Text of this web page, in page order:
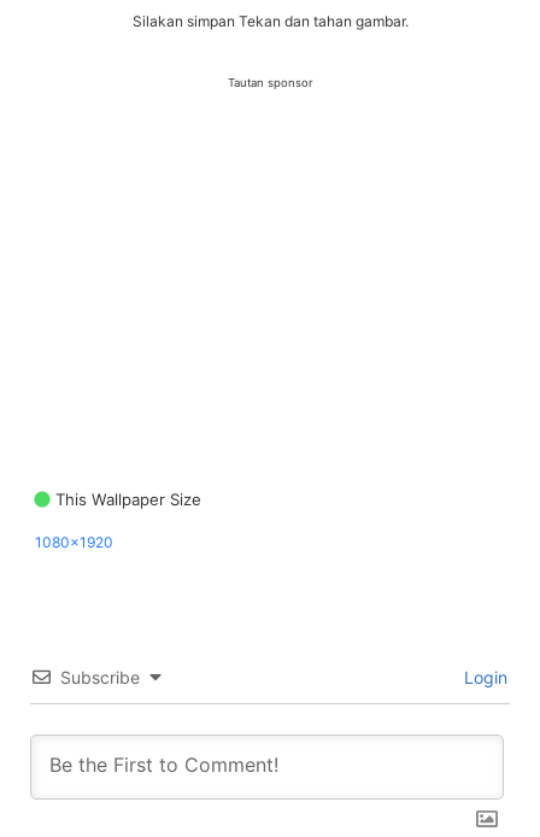
Silakan simpan Tekan dan tahan gambar.
Tautan sponsor
This Wallpaper Size
1080x1920
Subscribe Login